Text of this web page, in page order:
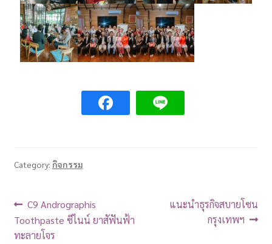
Category: กิจกรรม
C9 Andrographis
Toothpaste ซีไนน์ ยาสัฟันฟ้า
ทะลายโจร
แนะนำธุรกิจสบายโซน
กรุงเทพฯ